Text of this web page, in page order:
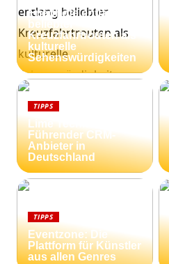
Friedhöfe entlang
beliebter
Kreuzfahrtrouten als
kulturelle
Sehenswürdigkeiten
TIPPS
Lime Technologies:
Führender CRM-
Anbieter in
Deutschland
TIPPS
Eventzone: Die
Plattform für Künstler
aus allen Genres